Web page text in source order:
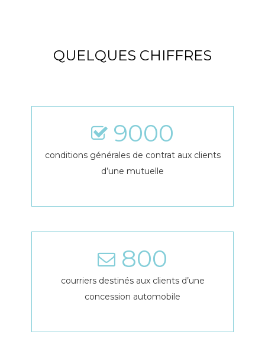
QUELQUES CHIFFRES
9000
conditions générales de contrat aux clients
d’une mutuelle
800
courriers destinés aux clients d’une
concession automobile